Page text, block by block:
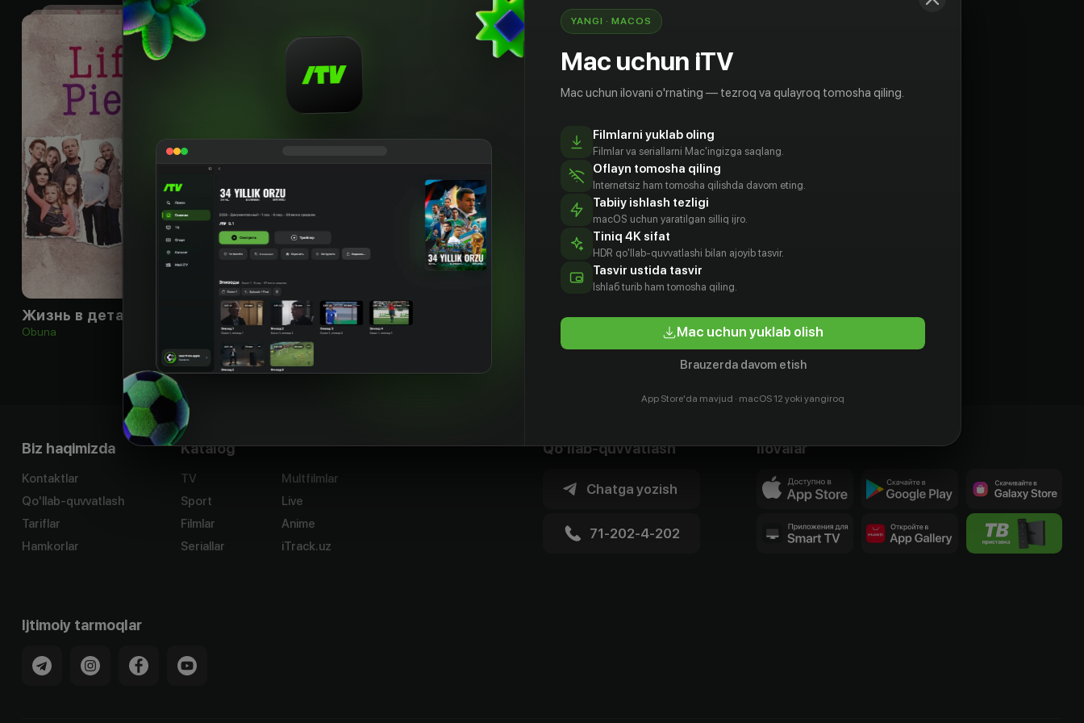
Жизнь в деталях
Obuna
Biz haqimizda
Kontaktlar
Qo'llab-quvvatlash
Tariflar
Hamkorlar
Katalog
TV
Sport
Filmlar
Seriallar
Multfilmlar
Live
Anime
iTrack.uz
Qo'llab-quvvatlash
Chatga yozish
71-202-4-202
Ilovalar
Ijtimoiy tarmoqlar
YANGI · MACOS
Mac uchun iTV
Mac uchun ilovani o'rnating — tezroq va qulayroq tomosha qiling.
Filmlarni yuklab oling
Filmlar va seriallarni Mac'ingizga saqlang.
Oflayn tomosha qiling
Internetsiz ham tomosha qilishda davom eting.
Tabiiy ishlash tezligi
macOS uchun yaratilgan silliq ijro.
Tiniq 4K sifat
HDR qo'llab-quvvatlashi bilan ajoyib tasvir.
Tasvir ustida tasvir
Ishlаб turib ham tomosha qiling.
Mac uchun yuklab olish
Brauzerda davom etish
App Store'da mavjud · macOS 12 yoki yangiroq